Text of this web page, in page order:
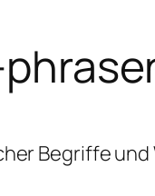
Begriffe